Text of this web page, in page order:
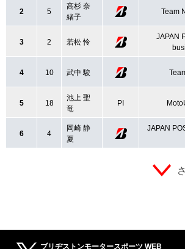
2 5
高杉 奈
緒子
Team
3 2 若松 怜
JAPAN
4 10 武中 駿
5 18
池上 聖
竜
PI
6 4
岡崎 静
夏
JAPAN
ブリヂストンモータースポーツ WEB